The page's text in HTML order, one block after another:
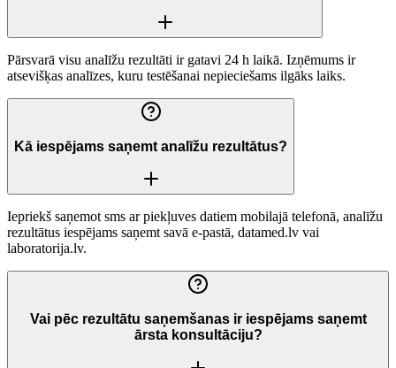
Pārsvarā visu analīžu rezultāti ir gatavi 24 h laikā. Izņēmums ir
atsevišķas analīzes, kuru testēšanai nepieciešams ilgāks laiks.
Kā iespējams saņemt analīžu rezultātus?
Iepriekš saņemot sms ar piekļuves datiem mobilajā telefonā, analīžu
rezultātus iespējams saņemt savā e-pastā, datamed.lv vai
laboratorija.lv.
Vai pēc rezultātu saņemšanas ir iespējams saņemt
ārsta konsultāciju?